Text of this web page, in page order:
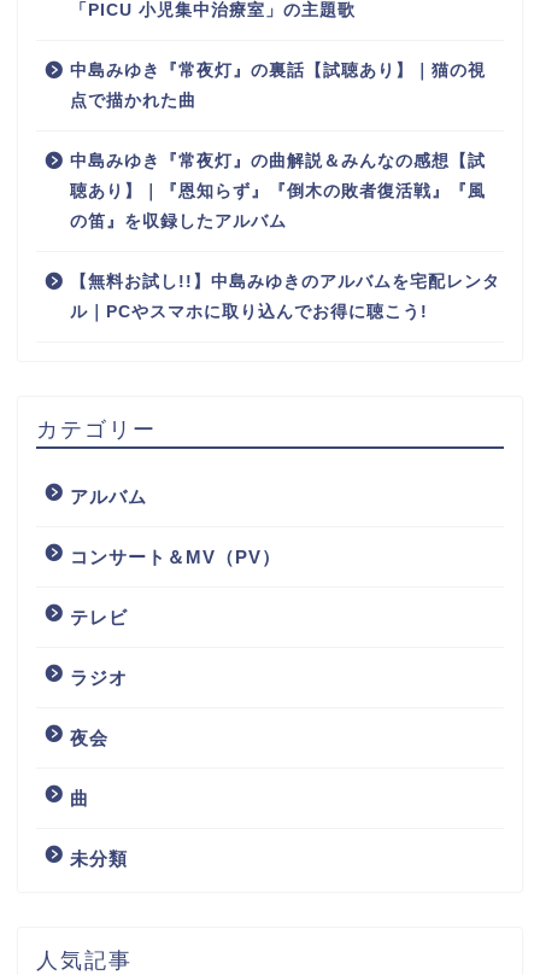
「PICU 小児集中治療室」の主題歌
中島みゆき『常夜灯』の裏話【試聴あり】｜猫の視
点で描かれた曲
中島みゆき『常夜灯』の曲解説＆みんなの感想【試
聴あり】｜『恩知らず』『倒木の敗者復活戦』『風
の笛』を収録したアルバム
【無料お試し!!】中島みゆきのアルバムを宅配レンタ
ル｜PCやスマホに取り込んでお得に聴こう!
カテゴリー
アルバム
コンサート＆MV（PV）
テレビ
ラジオ
夜会
曲
未分類
人気記事